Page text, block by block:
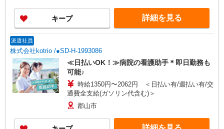
キープ 詳細を見る
派遣社員
株式会社kotrio /●SD-H-1993086
≪日払いOK！≫病院の看護助手＊即日勤務も
可能♪
時給1350円〜2062円 ＜日払い有/週払い有/交
通費全支給(ガソリン代含む)＞
郡山市